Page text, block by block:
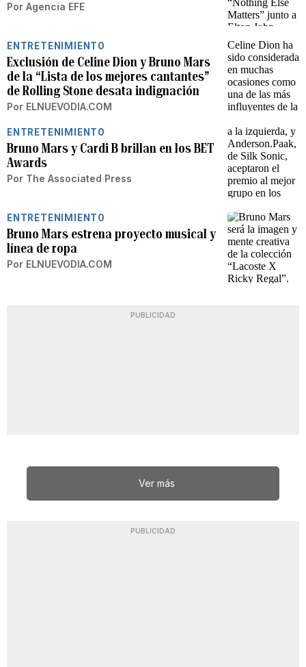
Por Agencia EFE
ENTRETENIMIENTO
Exclusión de Celine Dion y Bruno Mars
de la “Lista de los mejores cantantes”
de Rolling Stone desata indignación
Por ELNUEVODIA.COM
ENTRETENIMIENTO
Bruno Mars y Cardi B brillan en los BET
Awards
Por The Associated Press
ENTRETENIMIENTO
Bruno Mars estrena proyecto musical y
línea de ropa
Por ELNUEVODIA.COM
PUBLICIDAD
Ver más
PUBLICIDAD